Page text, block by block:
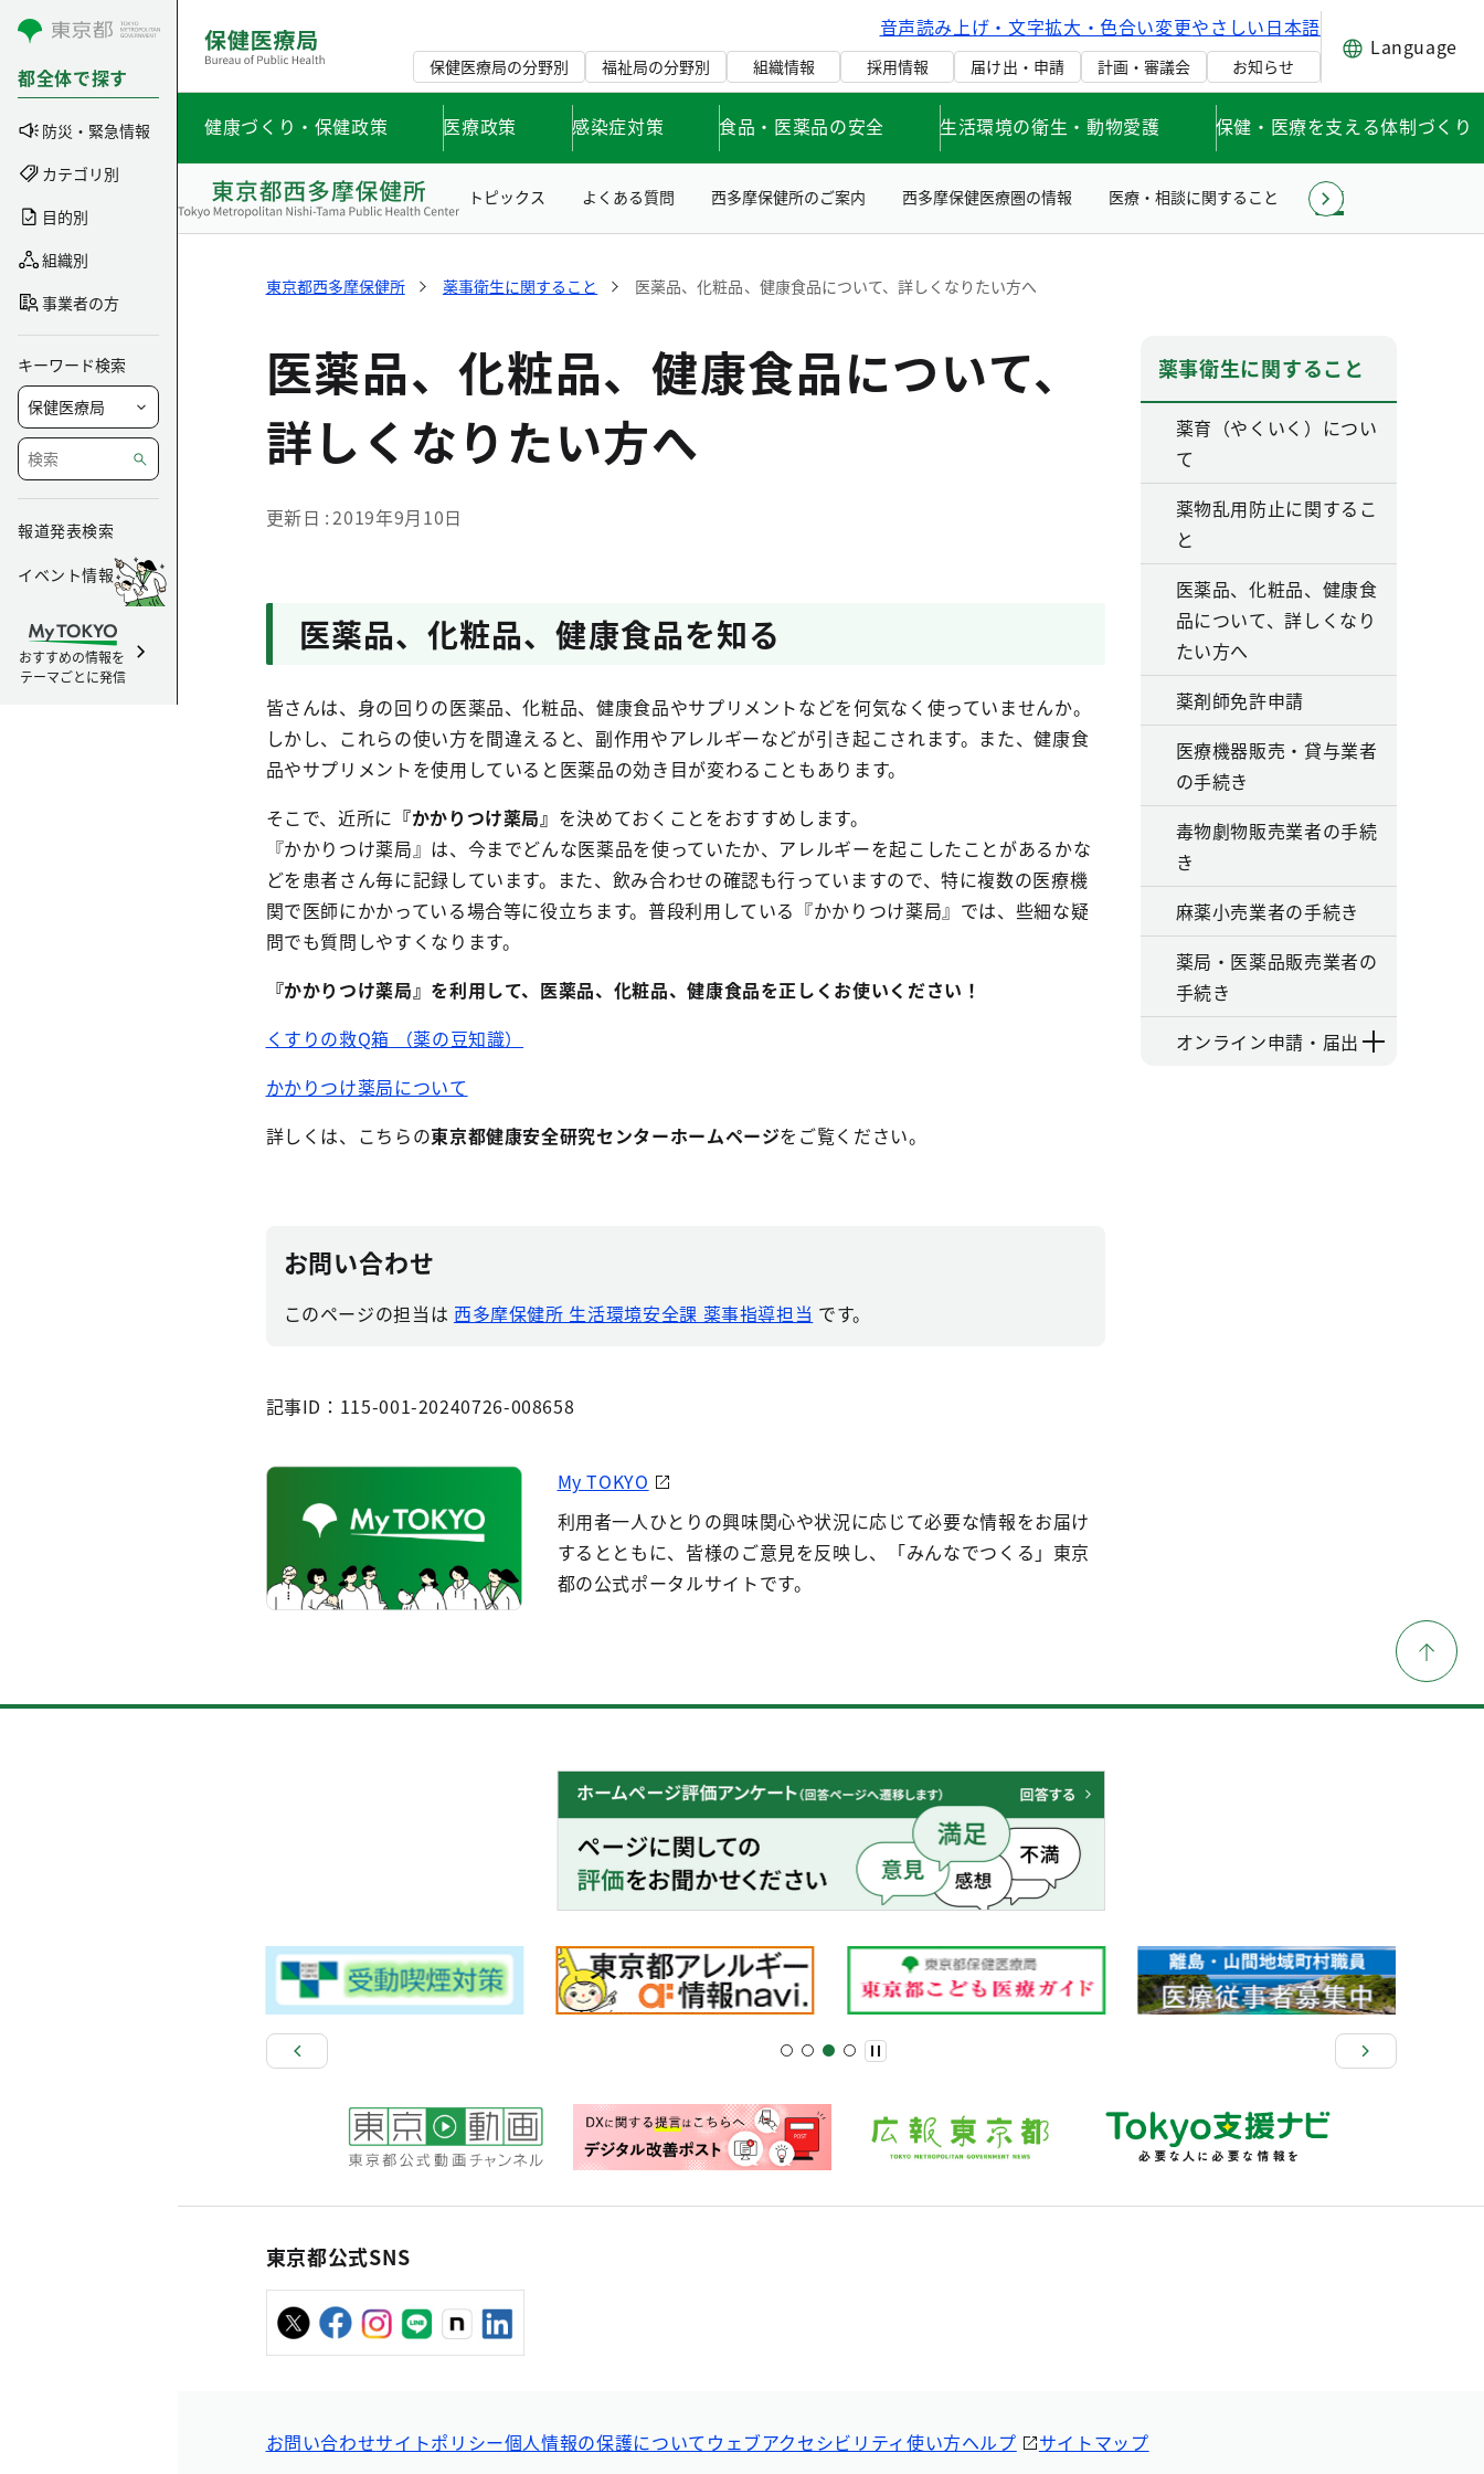
コンテンツにスキップ
都全体で探す
防災・緊急情報
カテゴリ別
目的別
組織別
事業者の方
キーワード検索
報道発表検索
イベント情報
おすすめの情報を
テーマごとに発信
音声読み上げ・文字拡大・色合い変更やさしい日本語
保健医療局の分野別 福祉局の分野別 組織情報 採用情報 届け出・申請 計画・審議会 お知らせ
Language
健康づくり・保健政策 医療政策 感染症対策 食品・医薬品の安全 生活環境の衛生・動物愛護 保健・医療を支える体制づくり
トピックス よくある質問 西多摩保健所のご案内 西多摩保健医療圏の情報 医療・相談に関すること 薬事衛生に関すること
東京都西多摩保健所 薬事衛生に関すること 医薬品、化粧品、健康食品について、詳しくなりたい方へ
医薬品、化粧品、健康食品について、
詳しくなりたい方へ
更新日 2019年9月10日
医薬品、化粧品、健康食品を知る
皆さんは、身の回りの医薬品、化粧品、健康食品やサプリメントなどを何気なく使っていませんか。
しかし、これらの使い方を間違えると、副作用やアレルギーなどが引き起こされます。また、健康食
品やサプリメントを使用していると医薬品の効き目が変わることもあります。
そこで、近所に 『かかりつけ薬局』 を決めておくことをおすすめします。
『かかりつけ薬局』は、今までどんな医薬品を使っていたか、アレルギーを起こしたことがあるかな
どを患者さん毎に記録しています。また、飲み合わせの確認も行っていますので、特に複数の医療機
関で医師にかかっている場合等に役立ちます。普段利用している『かかりつけ薬局』では、些細な疑
問でも質問しやすくなります。
『かかりつけ薬局』を利用して、医薬品、化粧品、健康食品を正しくお使いください！
くすりの救Q箱 （薬の豆知識）
かかりつけ薬局について
詳しくは、こちらの東京都健康安全研究センターホームページをご覧ください。
お問い合わせ
このページの担当は 西多摩保健所 生活環境安全課 薬事指導担当 です。
記事ID：115-001-20240726-008658
My TOKYO
利用者一人ひとりの興味関心や状況に応じて必要な情報をお届け
するとともに、皆様のご意見を反映し、「みんなでつくる」東京
都の公式ポータルサイトです。
薬事衛生に関すること
薬育（やくいく）につい
て
薬物乱用防止に関するこ
と
医薬品、化粧品、健康食
品について、詳しくなり
たい方へ
薬剤師免許申請
医療機器販売・貸与業者
の手続き
毒物劇物販売業者の手続
き
麻薬小売業者の手続き
薬局・医薬品販売業者の
手続き
オンライン申請・届出
東京都公式SNS
お問い合わせサイトポリシー個人情報の保護についてウェブアクセシビリティ使い方ヘルプ サイトマップ